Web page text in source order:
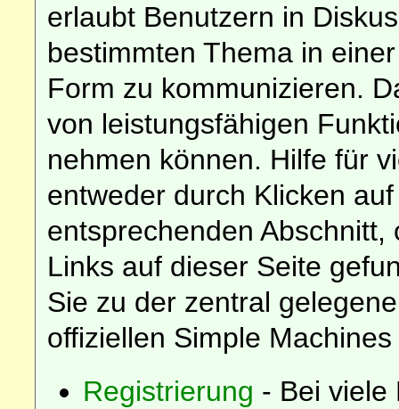
erlaubt Benutzern in
bestimmten Thema in
Form zu kommunizieren.
von leistungsfähigen
nehmen können. Hilfe für
entweder durch Klicken
entsprechenden
Links auf dieser Seite
Sie zu der zentral
offiziellen Simple
Registrierung - Bei viele